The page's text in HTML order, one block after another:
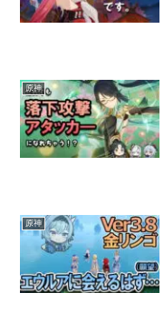
原神
原神